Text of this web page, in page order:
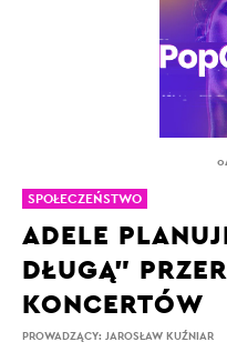
PROWADZĄCY: JAROSŁAW KUŹNIAR
ADELE
DŁUGĄ”
KONCERTÓW
SPOŁECZEŃSTWO